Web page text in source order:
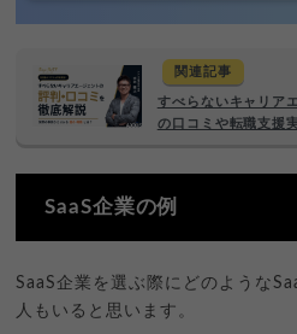
関連記事
すべらないキャリア
の口コミや転職支援
SaaS企業の例
SaaS企業を選ぶ際にどのような
人もいると思います。